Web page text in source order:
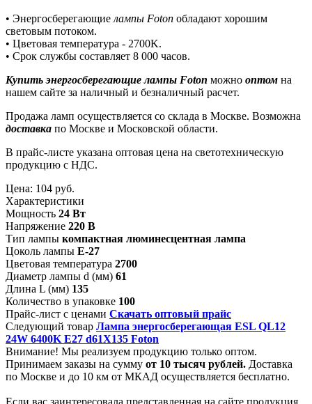
• Энергосберегающие лампы Foton обладают хорошим
световым потоком.
• Цветовая температура - 2700K.
• Срок службы составляет 8 000 часов.
Купить энергосберегающие лампы Foton можно оптом на
нашем сайте за наличный и безналичный расчет.
Продажа ламп осуществляется со склада в Москве. Возможна
доставка по Москве и Московской области.
В прайс-листе указана оптовая цена на светотехническую
продукцию с НДС.
Цена: 104 руб.
Характеристики
Мощность 24 Вт
Напряжение 220 В
Тип лампы компактная люминесцентная лампа
Цоколь лампы Е-27
Цветовая температура 2700
Диаметр лампы d (мм) 61
Длина L (мм) 135
Количество в упаковке 100
Прайс-лист с ценами Скачать оптовый прайс
Следующий товар Лампа энергосберегающая ESL QL12
24W 6400K E27 d61Х135 Foton
Внимание! Мы реализуем продукцию только оптом.
Принимаем заказы на сумму от 10 тысяч рублей. Доставка
по Москве и до 10 км от МКАД осуществляется бесплатно.
Если вас заинтересовала представленная на сайте продукция,